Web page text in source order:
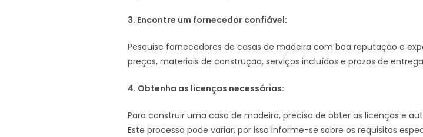
3. Encontre um fornecedor confiável:
Pesquise fornecedores de casas de madeira com boa reputação e
preços, materiais de construção, serviços incluídos e prazos de
4. Obtenha as licenças necessárias:
Para construir uma casa de madeira, precisa de obter as licenças e
Este processo pode variar, por isso informe-se sobre os requisitos